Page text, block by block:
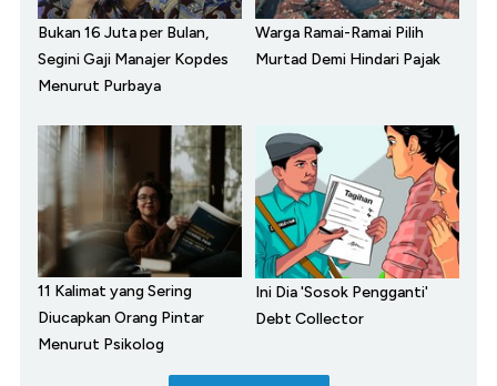
Bukan 16 Juta per Bulan,
Segini Gaji Manajer Kopdes
Menurut Purbaya
Warga Ramai-Ramai Pilih
Murtad Demi Hindari Pajak
11 Kalimat yang Sering
Diucapkan Orang Pintar
Menurut Psikolog
Ini Dia 'Sosok Pengganti'
Debt Collector